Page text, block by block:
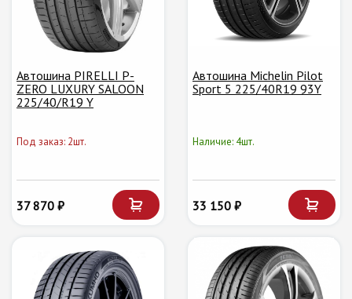
Автошина PIRELLI P-
ZERO LUXURY SALOON
225/40/R19 Y
Под заказ: 2шт.
37 870 ₽
Автошина Michelin Pilot
Sport 5 225/40R19 93Y
Наличие: 4шт.
33 150 ₽